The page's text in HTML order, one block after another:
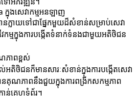
ក្នុងសេវាកម្មអនឡាញ
នក្លាយទៅជាផ្នែកមួយដ៏សំខាន់សម្រាប់សេវា
ម្មក្នុងការបង្កើតទំនាក់ទំនងជាមួយអតិថិជន
ភាពខ្ពស់
អតិថិជនក៏មានសារៈសំខាន់ក្នុងការបង្កើតសេវា
គុណភាពនឹងជួយក្នុងការពង្រីកសកម្មភាព
ាន់គេហទំព័រ។